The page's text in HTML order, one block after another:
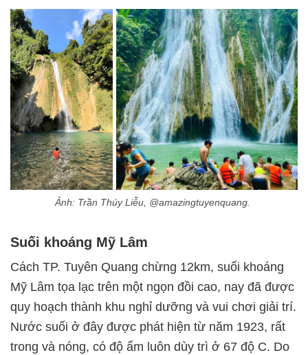
Ảnh: Trần Thúy Liễu, @amazingtuyenquang.
Suối khoáng Mỹ Lâm
Cách TP. Tuyên Quang chừng 12km, suối khoáng
Mỹ Lâm tọa lạc trên một ngọn đồi cao, nay đã được
quy hoạch thành khu nghỉ dưỡng và vui chơi giải trí.
Nước suối ở đây được phát hiện từ năm 1923, rất
trong và nóng, có độ ẩm luôn dùy trì ở 67 độ C. Do